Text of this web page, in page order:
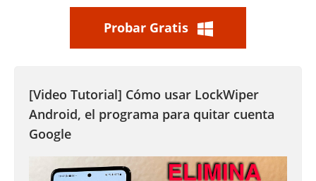
Probar Gratis
[Video Tutorial] Cómo usar LockWiper
Android, el programa para quitar cuenta
Google